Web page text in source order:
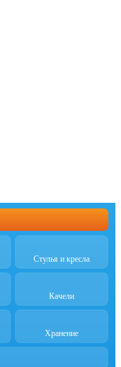
Стулья и кресла
Качели
Хранение